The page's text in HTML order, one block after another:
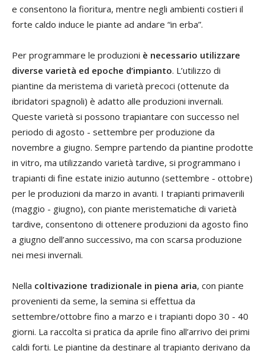
e consentono la fioritura, mentre negli ambienti costieri il
forte caldo induce le piante ad andare “in erba”.
Per programmare le produzioni è necessario utilizzare
diverse varietà ed epoche d’impianto. L’utilizzo di
piantine da meristema di varietà precoci (ottenute da
ibridatori spagnoli) è adatto alle produzioni invernali.
Queste varietà si possono trapiantare con successo nel
periodo di agosto - settembre per produzione da
novembre a giugno. Sempre partendo da piantine prodotte
in vitro, ma utilizzando varietà tardive, si programmano i
trapianti di fine estate inizio autunno (settembre - ottobre)
per le produzioni da marzo in avanti. I trapianti primaverili
(maggio - giugno), con piante meristematiche di varietà
tardive, consentono di ottenere produzioni da agosto fino
a giugno dell’anno successivo, ma con scarsa produzione
nei mesi invernali.
Nella coltivazione tradizionale in piena aria, con piante
provenienti da seme, la semina si effettua da
settembre/ottobre fino a marzo e i trapianti dopo 30 - 40
giorni. La raccolta si pratica da aprile fino all’arrivo dei primi
caldi forti. Le piantine da destinare al trapianto derivano da